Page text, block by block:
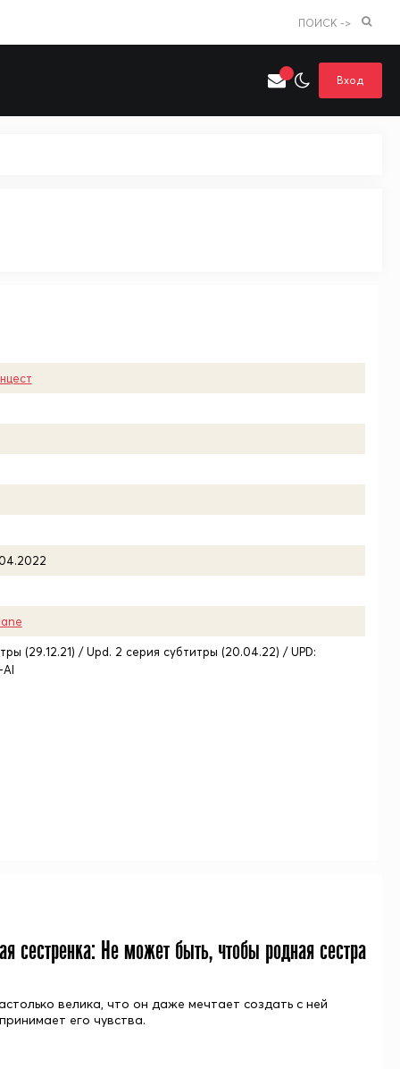
ПОИСК ->
Вход
(29.12.21) / Upd. 2 серия субтитры (20.04.22) / UPD:
сестренка: Не может быть, чтобы родная сестра
велика, что он даже мечтает создать с ней
его чувства.